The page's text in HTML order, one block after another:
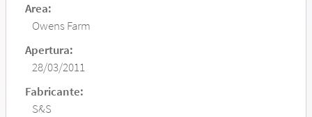
Area:
Owens Farm
Apertura:
28/03/2011
Fabricante:
S&S